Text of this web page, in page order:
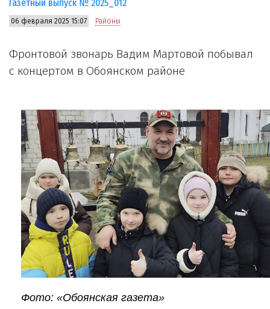
Газетный выпуск № 2025_012
06 февраля 2025 15:07 Районы
Фронтовой звонарь Вадим Мартовой побывал
с концертом в Обоянском районе
Фото: «Обоянская газета»